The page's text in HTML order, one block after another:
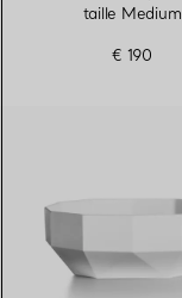
taille Medium
€ 190